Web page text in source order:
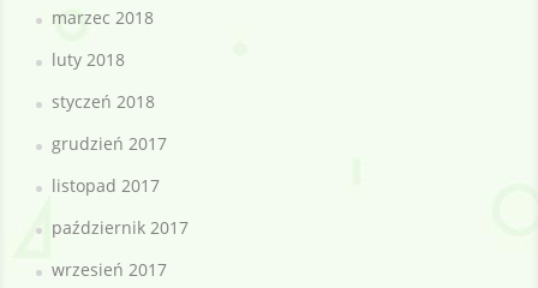
marzec 2018
luty 2018
styczeń 2018
grudzień 2017
listopad 2017
październik 2017
wrzesień 2017